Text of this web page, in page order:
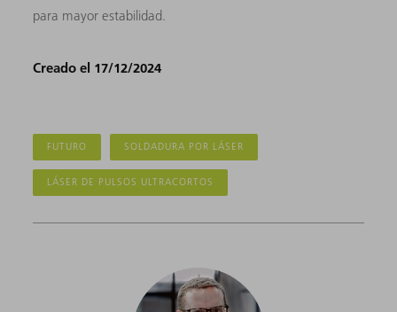
para mayor estabilidad.
Creado el 17/12/2024
FUTURO SOLDADURA POR LÁSER
LÁSER DE PULSOS ULTRACORTOS